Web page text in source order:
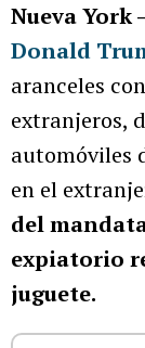
Nueva York
Donald
aranceles
extranjeros,
automóviles
en el
del
expiatorio
juguete.